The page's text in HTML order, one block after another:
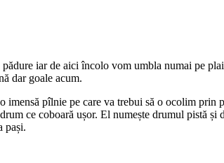
iar de aici încolo vom umbla numai pe
dar goale acum.
imensă pîlnie pe care va trebui să o ocolim prin
ce coboară ușor. El numește drumul pistă
pași.